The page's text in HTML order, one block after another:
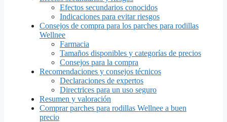
Efectos secundarios conocidos
Indicaciones para evitar riesgos
Consejos de compra para los parches para rodillas
Wellnee
Farmacia
Tamaños disponibles y categorías de precios
Consejos para la compra
Recomendaciones y consejos técnicos
Declaraciones de expertos
Directrices para un uso seguro
Resumen y valoración
Comprar parches para rodillas Wellnee a buen
precio